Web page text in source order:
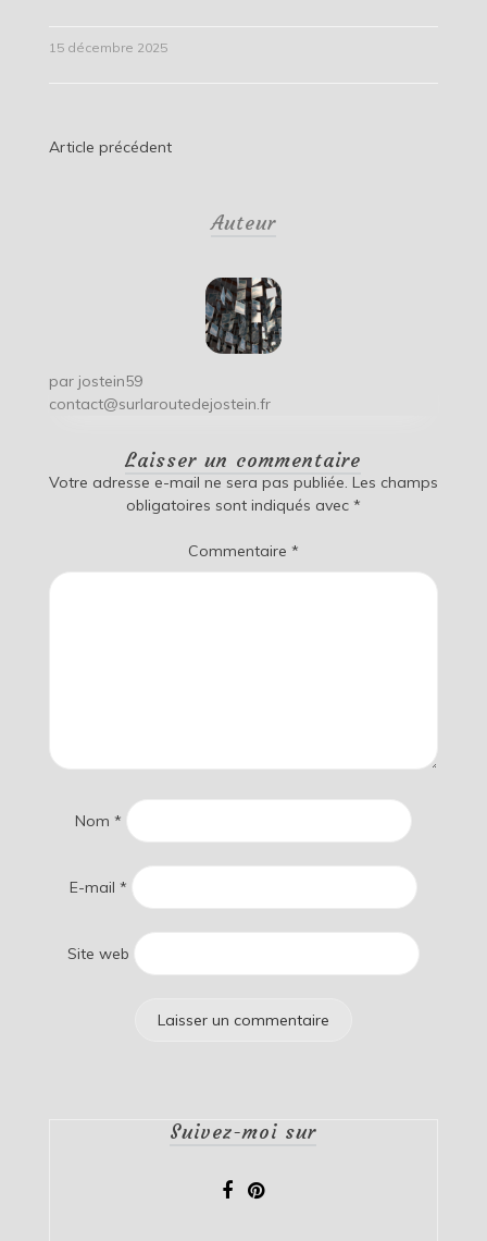
15 décembre 2025
Navigation
Article précédent
Auteur
par jostein59
contact@surlaroutedejostein.fr
Laisser un commentaire
Votre adresse e-mail ne sera pas publiée. Les champs
obligatoires sont indiqués avec *
Commentaire *
Nom *
E-mail *
Site web
Suivez-moi sur